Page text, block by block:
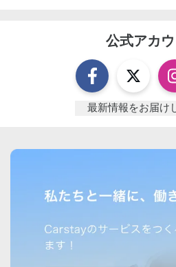
公式アカウ
最新情報をお届け